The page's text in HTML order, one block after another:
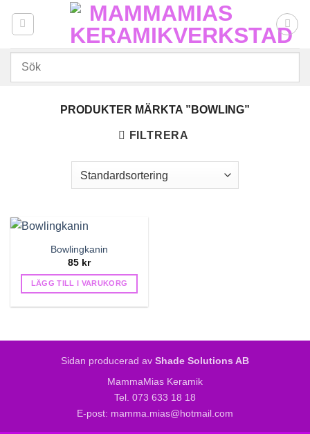
PRODUKTER MÄRKTA ”BOWLING”
FILTRERA
Bowlingkanin
85 kr
LÄGG TILL I VARUKORG
Sidan producerad av Shade Solutions AB
MammaMias Keramik
Tel. 073 633 18 18
E-post: mamma.mias@hotmail.com